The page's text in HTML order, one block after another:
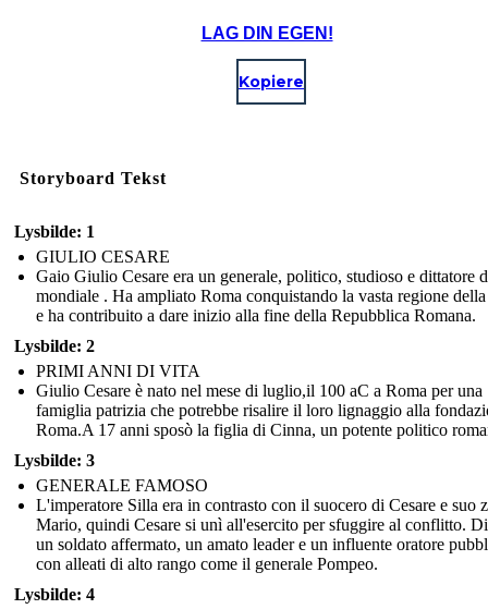
LAG DIN EGEN!
Kopiere
Storyboard Tekst
Lysbilde: 1
GIULIO CESARE
Gaio Giulio Cesare era un generale, politico, studioso e dittatore
mondiale . Ha ampliato Roma conquistando la vasta regione
e ha contribuito a dare inizio alla fine della Repubblica Romana.
Lysbilde: 2
PRIMI ANNI DI VITA
Giulio Cesare è nato nel mese di luglio,il 100 aC a Roma per una
famiglia patrizia che potrebbe risalire il loro lignaggio alla
Roma.A 17 anni sposò la figlia di Cinna, un potente politico
Lysbilde: 3
GENERALE FAMOSO
L'imperatore Silla era in contrasto con il suocero di Cesare e suo
Mario, quindi Cesare si unì all'esercito per sfuggire al conflitto.
un soldato affermato, un amato leader e un influente oratore
con alleati di alto rango come il generale Pompeo.
Lysbilde: 4